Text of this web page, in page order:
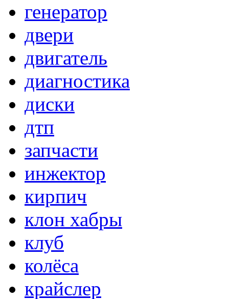
генератор
двери
двигатель
диагностика
диски
дтп
запчасти
инжектор
кирпич
клон хабры
клуб
колёса
крайслер